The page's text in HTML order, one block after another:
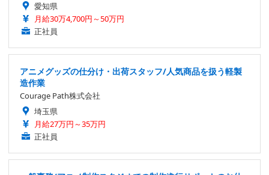
愛知県
月給30万4,700円～50万円
正社員
アニメグッズの仕分け・出荷スタッフ/人気商品を扱う軽製
造作業
Courage Path株式会社
埼玉県
月給27万円～35万円
正社員